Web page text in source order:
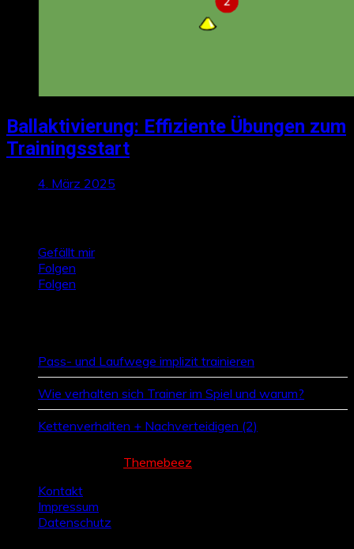
Ballaktivierung: Effiziente Übungen zum
Trainingsstart
4. März 2025
Gefällt mir
Folgen
Folgen
Pass- und Laufwege implizit trainieren
Wie verhalten sich Trainer im Spiel und warum?
Kettenverhalten + Nachverteidigen (2)
Themebeez
Kontakt
Impressum
Datenschutz